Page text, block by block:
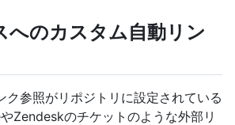
へのカスタム自動リン
ク参照がリポジトリに設定されている
Zendeskのチケットのような外部リ